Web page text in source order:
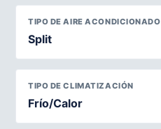
TIPO DE AIRE ACONDICIONADO
Split
TIPO DE CLIMATIZACIÓN
Frío/Calor